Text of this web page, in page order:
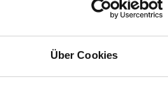
Über Cookies